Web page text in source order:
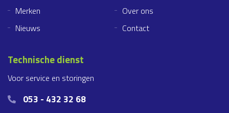
Merken
Over ons
Nieuws
Contact
Technische dienst
Voor service en storingen
053 - 432 32 68